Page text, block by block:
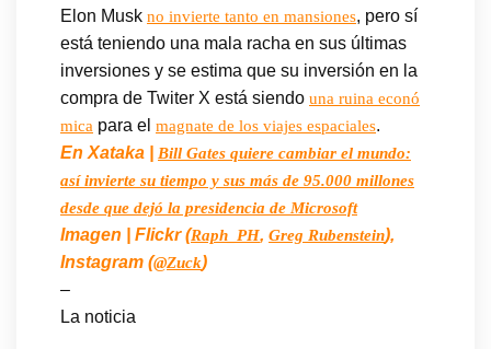
Elon Musk no invierte tanto en mansiones, pero sí
está teniendo una mala racha en sus últimas
inversiones y se estima que su inversión en la
compra de Twiter X está siendo una ruina econó
mica para el magnate de los viajes espaciales.
En Xataka | Bill Gates quiere cambiar el mundo:
así invierte su tiempo y sus más de 95.000 millones
desde que dejó la presidencia de Microsoft
Imagen | Flickr (Raph_PH, Greg Rubenstein),
Instagram (@Zuck)
–
La noticia